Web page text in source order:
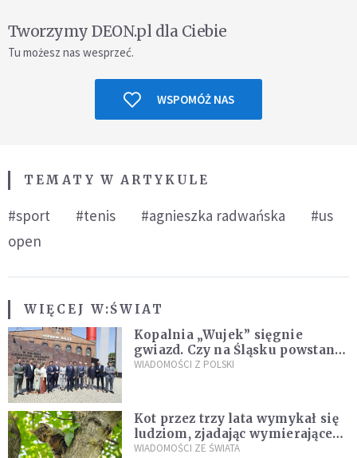
Tworzymy DEON.pl dla Ciebie
Tu możesz nas wesprzeć.
WSPOMÓŻ NAS
TEMATY W ARTYKULE
#sport #tenis #agnieszka radwańska
#us
open
WIĘCEJ W:ŚWIAT
Kopalnia „Wujek” sięgnie
gwiazd. Czy na Śląsku powstanie
„Dolina Krzemowa”?
WIADOMOŚCI Z POLSKI
Kot przez trzy lata wymykał się
ludziom, zjadając wymierające
kaczki. W końcu popełnił
WIADOMOŚCI ZE ŚWIATA